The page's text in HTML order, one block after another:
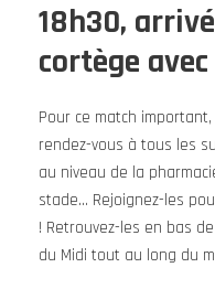
18h30,
cortège avec
Pour ce match
rendez-vous à tous les
au niveau de la
stade… Rejoignez-les
! Retrouvez-les en bas
du Midi tout au long du